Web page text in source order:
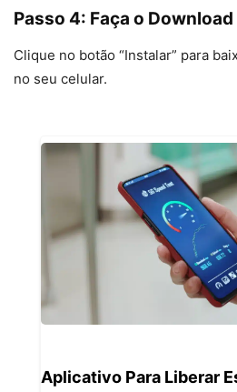
Passo 4: Faça o
Clique no botão “Instalar” para
no seu celular.
Aplicativo Para Liberar